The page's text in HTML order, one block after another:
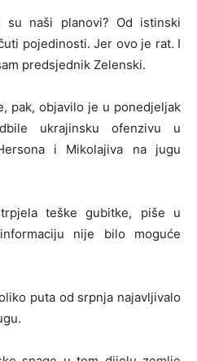
naši planovi? Od istinski
pojedinosti. Jer ovo je rat. I
predsjednik Zelenski.
pak, objavilo je u ponedjeljak
ukrajinsku ofenzivu u
i Mikolajiva na jugu
teške gubitke, piše u
nije bilo moguće
puta od srpnja najavljivalo